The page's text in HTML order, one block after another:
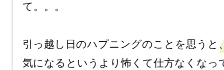
て。。。
引っ越し日のハプニングのことを思うと
気になるというより怖くて仕方なくなっ